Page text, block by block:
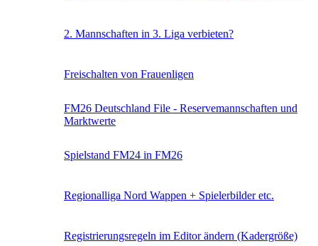
2. Mannschaften in 3. Liga verbieten?
Freischalten von Frauenligen
FM26 Deutschland File - Reservemannschaften und
Marktwerte
Spielstand FM24 in FM26
Regionalliga Nord Wappen + Spielerbilder etc.
Registrierungsregeln im Editor ändern (Kadergröße)